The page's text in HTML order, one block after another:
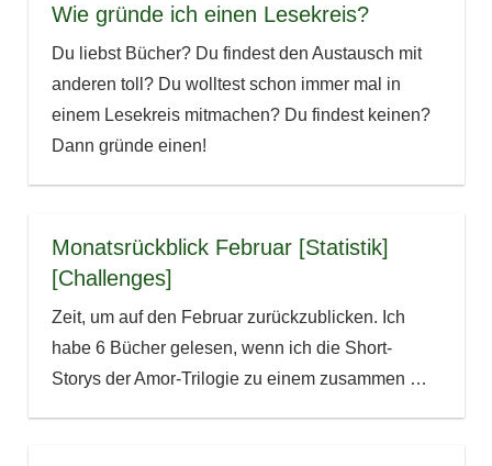
Wie gründe ich einen Lesekreis?
Du liebst Bücher? Du findest den Austausch mit
anderen toll? Du wolltest schon immer mal in
einem Lesekreis mitmachen? Du findest keinen?
Dann gründe einen!
Monatsrückblick Februar [Statistik]
[Challenges]
Zeit, um auf den Februar zurückzublicken. Ich
habe 6 Bücher gelesen, wenn ich die Short-
Storys der Amor-Trilogie zu einem zusammen …